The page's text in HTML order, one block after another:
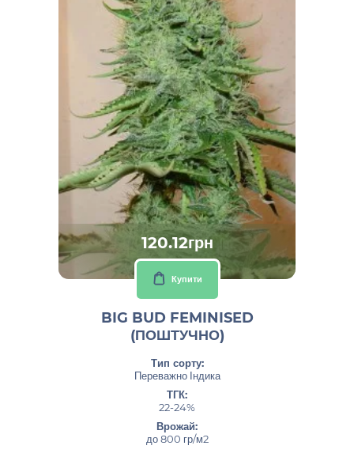
120.12грн
Купити
BIG BUD FEMINISED
(ПОШТУЧНО)
Тип сорту:
Переважно Індика
ТГК:
22-24%
Врожай:
до 800 гр/м2